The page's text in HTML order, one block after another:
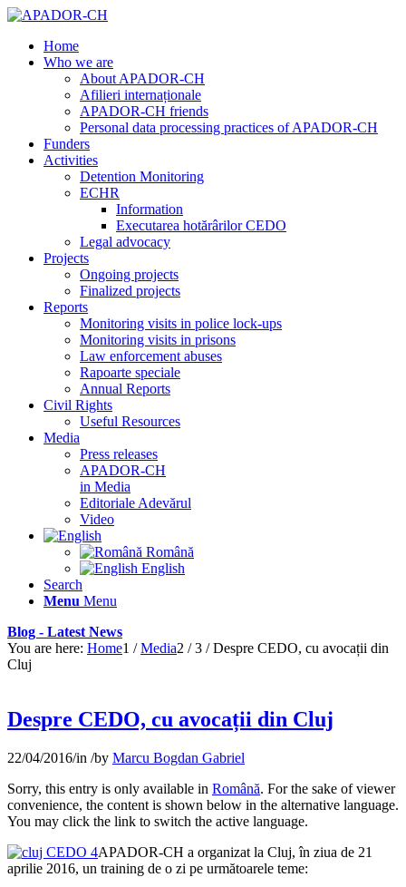
Home
Who we are
About APADOR-CH
Afilieri internaționale
APADOR-CH friends
Personal data processing practices of APADOR-CH
Funders
Activities
Detention Monitoring
ECHR
Information
Executarea hotărârilor CEDO
Legal advocacy
Projects
Ongoing projects
Finalized projects
Reports
Monitoring visits in police lock-ups
Monitoring visits in prisons
Law enforcement abuses
Rapoarte speciale
Annual Reports
Civil Rights
Useful Resources
Media
Press releases
APADOR-CH
in Media
Editoriale Adevărul
Video
Română
English
Search
Menu Menu
Blog - Latest News
You are here: Home1 / Media2 / 3 / Despre CEDO, cu avocații din
Cluj
Despre CEDO, cu avocații din Cluj
22/04/2016/in /by Marcu Bogdan Gabriel
Sorry, this entry is only available in Română. For the sake of viewer
convenience, the content is shown below in the alternative language.
You may click the link to switch the active language.
APADOR-CH a organizat la Cluj, în ziua de 21
aprilie 2016, un training de o zi pe următoarele teme: